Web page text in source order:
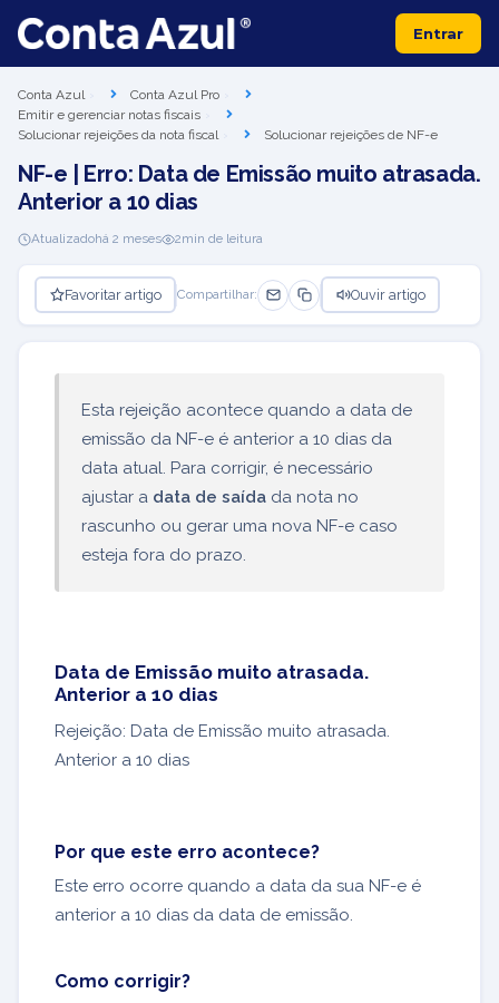
Entrar
Conta Azul
Conta Azul Pro
Emitir e gerenciar notas fiscais
Solucionar rejeições da nota fiscal
Solucionar rejeições de NF-e
NF-e | Erro: Data de Emissão muito atrasada.
Anterior a 10 dias
Atualizadohá 2 meses 2min de leitura
Favoritar artigo Compartilhar: Ouvir artigo
Esta rejeição acontece quando a data de
emissão da NF-e é anterior a 10 dias da
data atual. Para corrigir, é necessário
ajustar a data de saída da nota no
rascunho ou gerar uma nova NF-e caso
esteja fora do prazo.
Data de Emissão muito atrasada.
Anterior a 10 dias
Rejeição: Data de Emissão muito atrasada.
Anterior a 10 dias
Por que este erro acontece?
Este erro ocorre quando a data da sua NF-e é
anterior a 10 dias da data de emissão.
Como corrigir?